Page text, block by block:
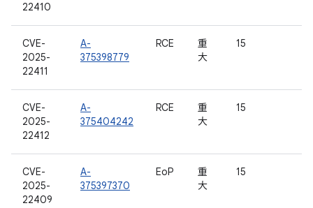
22410
CVE-
2025-
22411
A-
375398779
RCE
重
大
15
CVE-
2025-
22412
A-
375404242
RCE
重
大
15
CVE-
2025-
22409
A-
375397370
EoP
重
大
15